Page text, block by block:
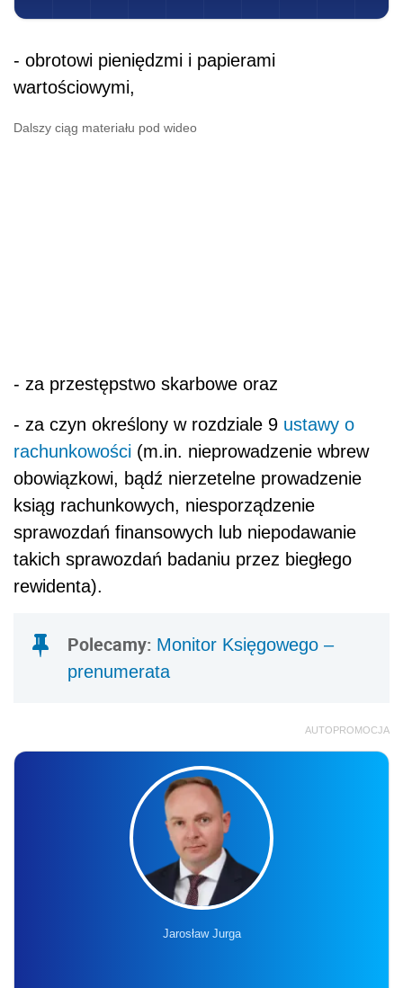
- obrotowi pieniędzmi i papierami
wartościowymi,
Dalszy ciąg materiału pod wideo
- za przestępstwo skarbowe oraz
- za czyn określony w rozdziale 9 ustawy o
rachunkowości (m.in. nieprowadzenie wbrew
obowiązkowi, bądź nierzetelne prowadzenie
ksiąg rachunkowych, niesporządzenie
sprawozdań finansowych lub niepodawanie
takich sprawozdań badaniu przez biegłego
rewidenta).
Polecamy: Monitor Księgowego –
prenumerata
AUTOPROMOCJA
Jarosław Jurga